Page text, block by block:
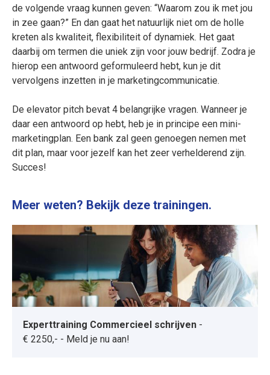
de volgende vraag kunnen geven: “Waarom zou ik met jou
in zee gaan?” En dan gaat het natuurlijk niet om de holle
kreten als kwaliteit, flexibiliteit of dynamiek. Het gaat
daarbij om termen die uniek zijn voor jouw bedrijf. Zodra je
hierop een antwoord geformuleerd hebt, kun je dit
vervolgens inzetten in je marketingcommunicatie.
De elevator pitch bevat 4 belangrijke vragen. Wanneer je
daar een antwoord op hebt, heb je in principe een mini-
marketingplan. Een bank zal geen genoegen nemen met
dit plan, maar voor jezelf kan het zeer verhelderend zijn.
Succes!
Meer weten? Bekijk deze trainingen.
Experttraining Commercieel schrijven -
€ 2250,- - Meld je nu aan!